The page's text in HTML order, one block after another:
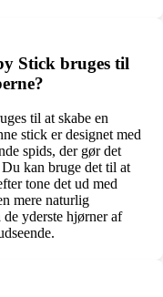
Stick bruges til
til at skabe en
stick er designet med
spids, der gør det
kan bruge det til at
tone det ud med
mere naturlig
yderste hjørner af